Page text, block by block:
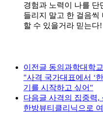
경험과 노력이 나를 단
들리지 말고 한 걸음
할 수 있을거라 믿는다!
이전글 동의과학대학
"사격 국가대표에서 ‘
기를 시작하고 싶어"
다음글 사격의 집중력,
한방뷰티클리닉으로